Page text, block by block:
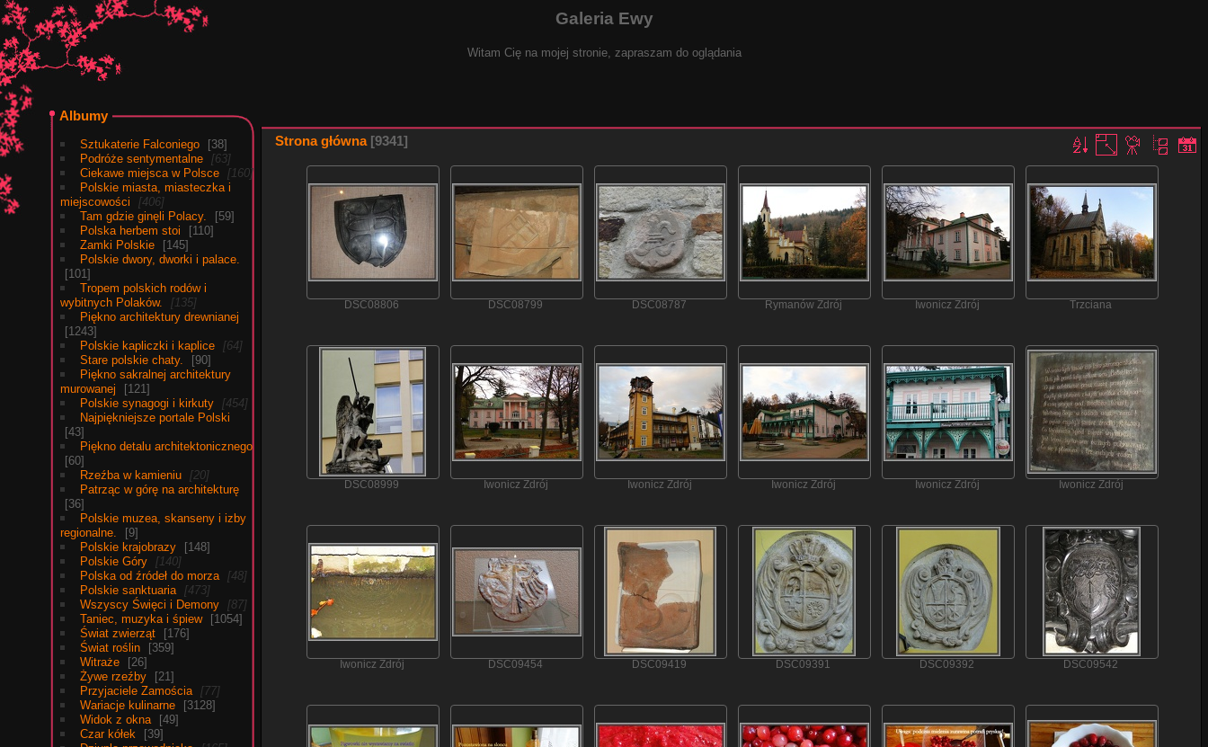
Galeria Ewy
Witam Cię na mojej stronie, zapraszam do oglądania
Albumy
Sztukaterie Falconiego
38
Podróże sentymentalne
63
Ciekawe miejsca w Polsce
160
Polskie miasta, miasteczka i
miejscowości
406
Tam gdzie ginęli Polacy.
59
Polska herbem stoi
110
Zamki Polskie
145
Polskie dwory, dworki i palace.
101
Tropem polskich rodów i
wybitnych Polaków.
135
Piękno architektury drewnianej
1243
Polskie kapliczki i kaplice
64
Stare polskie chaty.
90
Piękno sakralnej architektury
murowanej
121
Polskie synagogi i kirkuty
454
Najpiękniejsze portale Polski
43
Piękno detalu architektonicznego
60
Rzeźba w kamieniu
20
Patrząc w górę na architekturę
36
Polskie muzea, skanseny i izby
regionalne.
9
Polskie krajobrazy
148
Polskie Góry
140
Polska od źródeł do morza
48
Polskie sanktuaria
473
Wszyscy Święci i Demony
87
Taniec, muzyka i śpiew
1054
Świat zwierząt
176
Świat roślin
359
Witraże
26
Żywe rzeźby
21
Przyjaciele Zamościa
77
Wariacje kulinarne
3128
Widok z okna
49
Czar kółek
39
Strona główna 9341
DSC08806 DSC08799 DSC08787 Rymanów Zdrój Iwonicz Zdrój Trzciana
DSC08999 Iwonicz Zdrój Iwonicz Zdrój Iwonicz Zdrój Iwonicz Zdrój Iwonicz Zdrój
Iwonicz Zdrój DSC09454 DSC09419 DSC09391 DSC09392 DSC09542